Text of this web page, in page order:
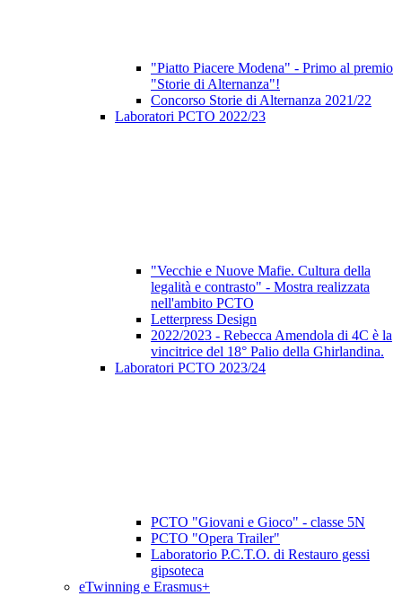
"Piatto Piacere Modena" - Primo al premio
"Storie di Alternanza"!
Concorso Storie di Alternanza 2021/22
Laboratori PCTO 2022/23
"Vecchie e Nuove Mafie. Cultura della
legalità e contrasto" - Mostra realizzata
nell'ambito PCTO
Letterpress Design
2022/2023 - Rebecca Amendola di 4C è la
vincitrice del 18° Palio della Ghirlandina.
Laboratori PCTO 2023/24
PCTO "Giovani e Gioco" - classe 5N
PCTO "Opera Trailer"
Laboratorio P.C.T.O. di Restauro gessi
gipsoteca
eTwinning e Erasmus+